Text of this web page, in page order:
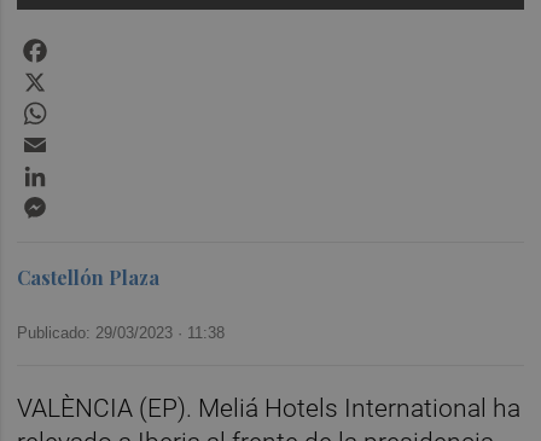
Castellón Plaza
Publicado: 29/03/2023 · 11:38
VALÈNCIA (EP). Meliá Hotels International ha